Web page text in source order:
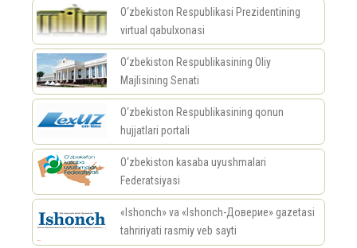
O‘zbekiston Respublikasi Prezidentining
virtual qabulxonasi
O‘zbekiston Respublikasining Oliy
Majlisining Senati
O‘zbekiston Respublikasining qonun
hujjatlari portali
O‘zbekiston kasaba uyushmalari
Federatsiyasi
«Ishonch» va «Ishonch-Доверие» gazetasi
tahririyati rasmiy veb sayti